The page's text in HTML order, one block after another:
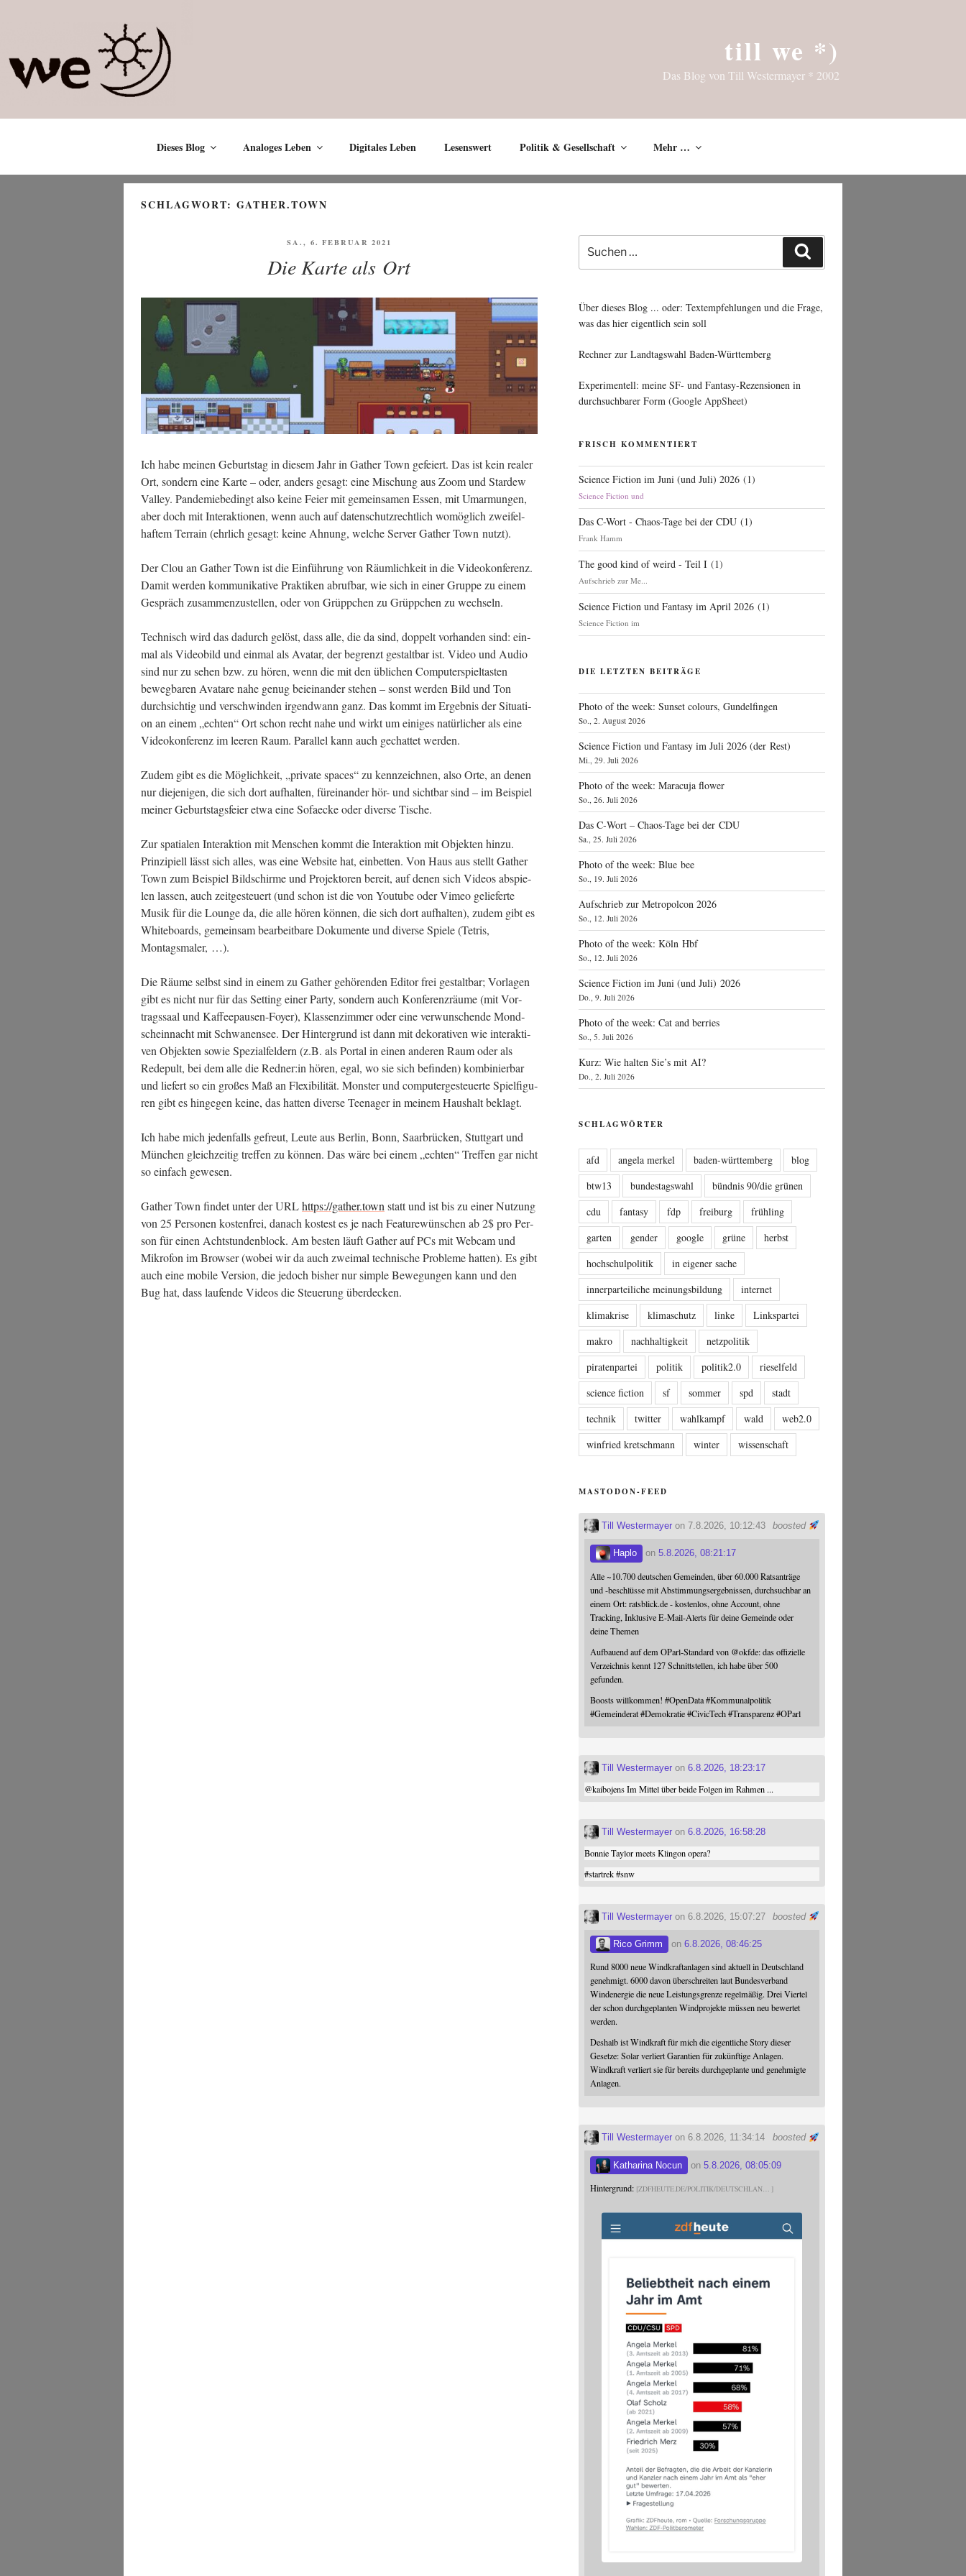
till we *)
Das Blog von Till Westermayer * 2002
Dieses Blog Analoges Leben Digitales Leben Lesenswert Politik & Gesellschaft Mehr …
SCHLAGWORT: GATHER.TOWN
VERÖFFENTLICHT
SA., 6. FEBRUAR 2021
Die Karte als Ort
Ich habe mei­nen Geburts­tag in die­sem Jahr in Gather Town gefei­ert. Das ist kein rea­ler
Ort, son­dern eine Kar­te – oder, anders gesagt: eine Mischung aus Zoom und Star­dew
Val­ley. Pan­de­mie­be­dingt also kei­ne Fei­er mit gemein­sa­men Essen, mit Umar­mun­gen,
aber doch mit Inter­ak­tio­nen, wenn auch auf daten­schutz­recht­lich womög­lich zwei­fel­
haf­tem Ter­rain (ehr­lich gesagt: kei­ne Ahnung, wel­che Ser­ver Gather Town nutzt).
Der Clou an Gather Town ist die Ein­füh­rung von Räum­lich­keit in die Video­kon­fe­renz.
Damit wer­den kom­mu­ni­ka­ti­ve Prak­ti­ken abruf­bar, wie sich in einer Grup­pe zu einem
Gespräch zusam­men­zu­stel­len, oder von Grüpp­chen zu Grüpp­chen zu wechseln.
Tech­nisch wird das dadurch gelöst, dass alle, die da sind, dop­pelt vor­han­den sind: ein­
mal als Video­bild und ein­mal als Ava­tar, der begrenzt gestalt­bar ist. Video und Audio
sind nur zu sehen bzw. zu hören, wenn die mit den übli­chen Com­pu­ter­spiel­tas­ten
beweg­ba­ren Ava­tare nahe genug bei­ein­an­der ste­hen – sonst wer­den Bild und Ton
durch­sich­tig und ver­schwin­den irgend­wann ganz. Das kommt im Ergeb­nis der Situa­ti­
on an einem „ech­ten“ Ort schon recht nahe und wirkt um eini­ges natür­li­cher als eine
Video­kon­fe­renz im lee­ren Raum. Par­al­lel kann auch gechat­tet werden.
Zudem gibt es die Mög­lich­keit, „pri­va­te spaces“ zu kenn­zeich­nen, also Orte, an denen
nur die­je­ni­gen, die sich dort auf­hal­ten, für­ein­an­der hör- und sicht­bar sind – im Bei­spiel
mei­ner Geburts­tags­fei­er etwa eine Sofa­ecke oder diver­se Tische.
Zur spa­tia­len Inter­ak­ti­on mit Men­schen kommt die Inter­ak­ti­on mit Objek­ten hin­zu.
Prin­zi­pi­ell lässt sich alles, was eine Web­site hat, ein­bet­ten. Von Haus aus stellt Gather
Town zum Bei­spiel Bild­schir­me und Pro­jek­to­ren bereit, auf denen sich Vide­os abspie­
len las­sen, auch zeit­ge­steu­ert (und schon ist die von You­tube oder Vimeo gelie­fer­te
Musik für die Lounge da, die alle hören kön­nen, die sich dort auf­hal­ten), zudem gibt es
White­boards, gemein­sam bear­beit­ba­re Doku­men­te und diver­se Spie­le (Tetris,
Montagsmaler, …).
Die Räu­me selbst sind in einem zu Gather gehö­ren­den Edi­tor frei gestalt­bar; Vor­la­gen
gibt es nicht nur für das Set­ting einer Par­ty, son­dern auch Kon­fe­renz­räu­me (mit Vor­
trags­saal und Kaf­fee­pau­sen-Foy­er), Klas­sen­zim­mer oder eine ver­wun­schen­de Mond­
schein­nacht mit Schwa­nen­see. Der Hin­ter­grund ist dann mit deko­ra­ti­ven wie inter­ak­ti­
ven Objek­ten sowie Spe­zi­al­fel­dern (z.B. als Por­tal in einen ande­ren Raum oder als
Rede­pult, bei dem alle die Redner:in hören, egal, wo sie sich befin­den) kom­bi­nier­bar
und lie­fert so ein gro­ßes Maß an Fle­xi­bi­li­tät. Mons­ter und com­pu­ter­ge­steu­er­te Spiel­fi­gu­
ren gibt es hin­ge­gen kei­ne, das hat­ten diver­se Teen­ager in mei­nem Haus­halt beklagt.
Ich habe mich jeden­falls gefreut, Leu­te aus Ber­lin, Bonn, Saar­brü­cken, Stutt­gart und
Mün­chen gleich­zei­tig tref­fen zu kön­nen. Das wäre bei einem „ech­ten“ Tref­fen gar nicht
so ein­fach gewesen.
Gather Town fin­det unter der URLhttps://gather.town statt und ist bis zu einer Nut­zung
von 25 Per­so­nen kos­ten­frei, danach kos­test es je nach Fea­ture­wün­schen ab 2$ pro Per­
son für einen Acht­stun­den­block. Am bes­ten läuft Gather auf PCs mit Web­cam und
Mikro­fon im Brow­ser (wobei wir da auch zwei­mal tech­ni­sche Pro­ble­me hat­ten). Es gibt
auch eine mobi­le Ver­si­on, die jedoch bis­her nur simp­le Bewe­gun­gen kann und den
Bug hat, dass lau­fen­de Vide­os die Steue­rung überdecken.
Suche
nach:
Über dieses Blog ... oder: Textempfehlungen und die Frage,
was das hier eigentlich sein soll
Rechner zur Landtagswahl Baden-Württemberg
Experimentell: meine SF- und Fantasy-Rezensionen in
durchsuchbarer Form (Google AppSheet)
FRISCH KOMMENTIERT
Science Fiction im Juni (und Juli) 2026 (1)
Science Fiction und
Das C-Wort - Chaos-Tage bei der CDU (1)
Frank Hamm
The good kind of weird - Teil I (1)
Aufschrieb zur Me...
Science Fiction und Fantasy im April 2026 (1)
Science Fiction im
DIE LETZTEN BEITRÄGE
Photo of the week: Sunset colours, Gundelfingen
So., 2. August 2026
Science Fiction und Fantasy im Juli 2026 (der Rest)
Mi., 29. Juli 2026
Photo of the week: Maracuja flower
So., 26. Juli 2026
Das C‑Wort – Chaos-Tage bei der CDU
Sa., 25. Juli 2026
Photo of the week: Blue bee
So., 19. Juli 2026
Aufschrieb zur Metropolcon 2026
So., 12. Juli 2026
Photo of the week: Köln Hbf
So., 12. Juli 2026
Science Fiction im Juni (und Juli) 2026
Do., 9. Juli 2026
Photo of the week: Cat and berries
So., 5. Juli 2026
Kurz: Wie halten Sie’s mit AI?
Do., 2. Juli 2026
SCHLAGWÖRTER
afd angela merkel baden-württemberg
blog
btw13
bundestagswahl
bündnis 90/die grünen
cdu
fantasy fdp freiburg
frühling
garten
gender google grüne
herbst
hochschulpolitik
in eigener sache
innerparteiliche meinungsbildung
internet
klimakrise
klimaschutz linke
Linkspartei
makro
nachhaltigkeit
netzpolitik
piratenpartei
politik politik2.0
rieselfeld
science fiction
sf sommer spd
stadt
technik
twitter wahlkampf wald
web2.0
winfried kretschmann
winter wissenschaft
MASTODON-FEED
boosted
Till Westermayer on 7.8.2026, 10:12:43
Haplo on5.8.2026, 08:21:17
Alle ~10.700 deutschen Gemeinden, über 60.000 Ratsanträge
und -beschlüsse mit Abstimmungsergebnissen, durchsuchbar an
einem Ort: ratsblick.de - kostenlos, ohne Account, ohne
Tracking, Inklusive E-Mail-Alerts für deine Gemeinde oder
deine Themen
Aufbauend auf dem OParl-Standard von @okfde: das offizielle
Verzeichnis kennt 127 Schnittstellen, ich habe über 500
gefunden.
Boosts willkommen!#OpenData #Kommunalpolitik
#Gemeinderat #Demokratie #CivicTech #Transparenz #OParl
Till Westermayer on6.8.2026, 18:23:17
@kaibojensIm Mittel über beide Folgen im Rahmen ...
Till Westermayer on6.8.2026, 16:58:28
Bonnie Taylor meets Klingon opera?
#startrek #snw
boosted
Till Westermayer on 6.8.2026, 15:07:27
Rico Grimm on6.8.2026, 08:46:25
Rund 8000 neue Windkraftanlagen sind aktuell in Deutschland
genehmigt. 6000 davon überschreiten laut Bundesverband
Windenergie die neue Leistungsgrenze regelmäßig. Drei Viertel
der schon durchgeplanten Windprojekte müssen neu bewertet
werden.
Deshalb ist Windkraft für mich die eigentliche Story dieser
Gesetze: Solar verliert Garantien für zukünftige Anlagen.
Windkraft verliert sie für bereits durchgeplante und genehmigte
Anlagen.
boosted
Till Westermayer on 6.8.2026, 11:34:14
Katharina Nocun on5.8.2026, 08:05:09
Hintergrund: ZDFHEUTE.DE/POLITIK/DEUTSCHLAN